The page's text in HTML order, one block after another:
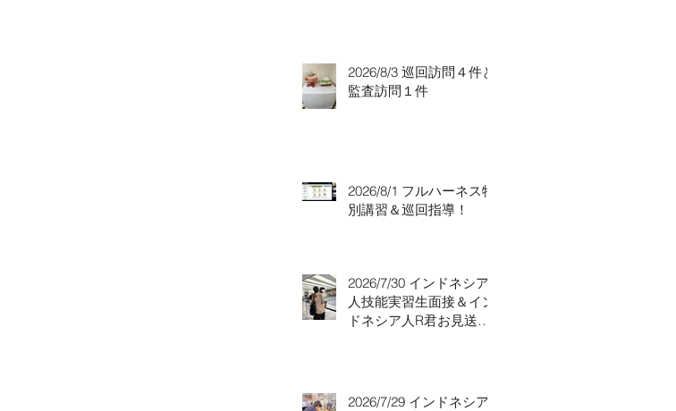
2026/8/3 巡回訪問４件と
監査訪問１件
2026/8/1 フルハーネス特
別講習＆巡回指導！
2026/7/30 インドネシア
人技能実習生面接＆イン
ドネシア人R君お見送
2026/7/29 インドネシア